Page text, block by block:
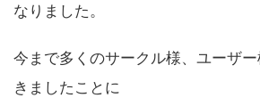
なりました。
今まで多くのサークル様、ユーザ
きましたことに